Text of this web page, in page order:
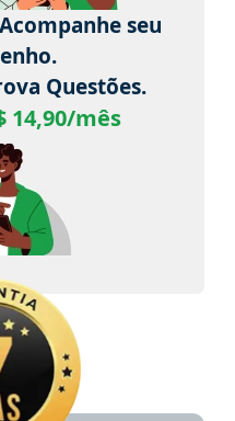
seu
Questões.
14,90/mês